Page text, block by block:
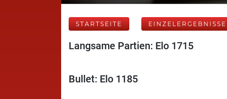
STARTSEITE EINZELERGEBNISSE
Langsame Partien: Elo 1715
Bullet: Elo 1185